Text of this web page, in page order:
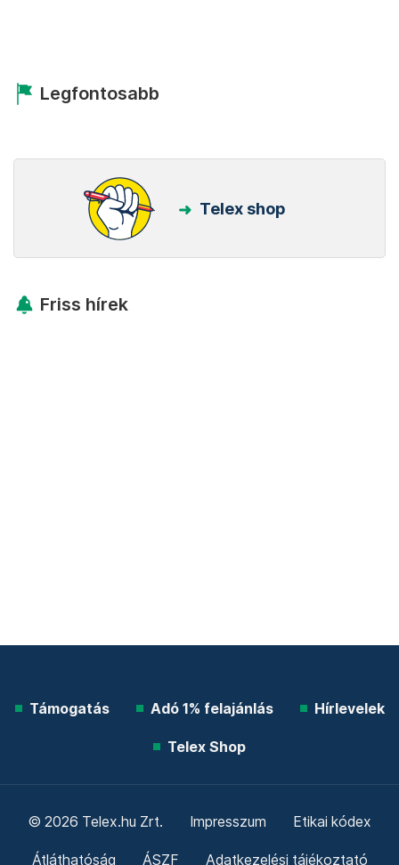
Legfontosabb
Telex shop
Friss hírek
Támogatás Adó 1% felajánlás Hírlevelek
Telex Shop
© 2026 Telex.hu Zrt. Impresszum Etikai kódex
Átláthatóság ÁSZF Adatkezelési tájékoztató